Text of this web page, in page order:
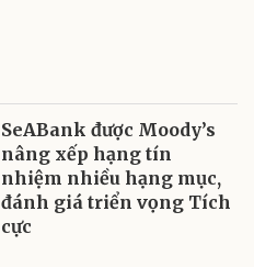
SeABank được Moody’s
nâng xếp hạng tín
nhiệm nhiều hạng mục,
đánh giá triển vọng Tích
cực